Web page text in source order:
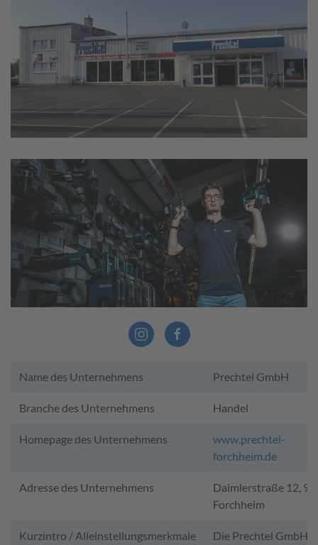
Name des Unternehmens Prechtel GmbH
Branche des Unternehmens Handel
Homepage des Unternehmens
www.prechtel-
forchheim.de
Adresse des Unternehmens
Daimlerstraße 12,
Forchheim
Kurzintro / Alleinstellungsmerkmale
Die Prechtel GmbH